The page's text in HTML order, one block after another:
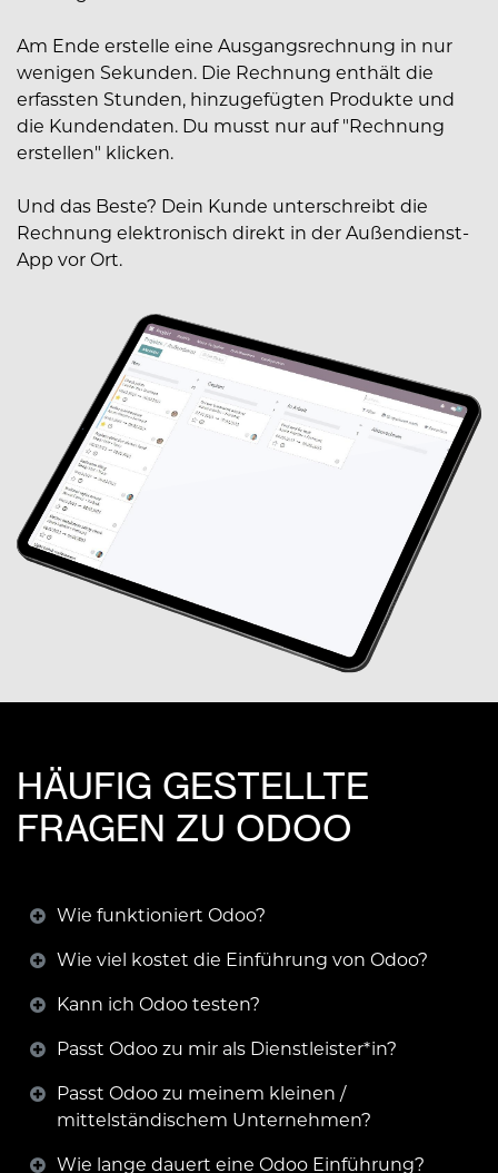
Am Ende erstelle eine Ausgangsrechnung in nur
wenigen Sekunden. Die Rechnung enthält die
erfassten Stunden, hinzugefügten Produkte und
die Kundendaten. Du musst nur auf "Rechnung
erstellen" klicken.
Und das Beste? Dein Kunde unterschreibt die
Rechnung elektronisch direkt in der Außendienst-
App vor Ort.
HÄUFIG GESTELLTE
FRAGEN ZU ODOO
Wie funktioniert Odoo?
Wie viel kostet die Einführung von Odoo?
Kann ich Odoo testen?
Passt Odoo zu mir als Dienstleister*in?
Passt Odoo zu meinem kleinen /
mittelständischem Unternehmen?
Wie lange dauert eine Odoo Einführung?